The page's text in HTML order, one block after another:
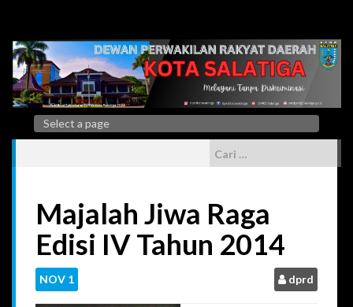
content
untuk:
Majalah Jiwa Raga
Edisi IV Tahun 2014
NOV 1 dprd